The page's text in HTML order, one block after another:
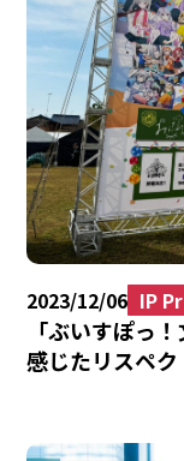
2023/12/06 IP
「ぶいすぽっ
感じたリスペ